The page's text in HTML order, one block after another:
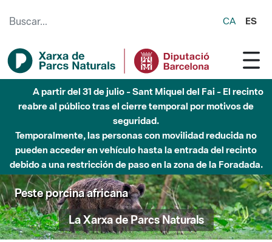
CA ES
A partir del 31 de julio - Sant Miquel del Fai - El recinto
reabre al público tras el cierre temporal por motivos de
seguridad.
Temporalmente, las personas con movilidad reducida no
pueden acceder en vehículo hasta la entrada del recinto
debido a una restricción de paso en la zona de la Foradada.
Peste porcina africana
La Xarxa de Parcs Naturals